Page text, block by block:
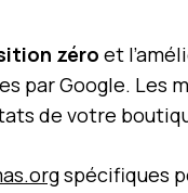
zéro et
par Google. Les
de votre
spécifiques